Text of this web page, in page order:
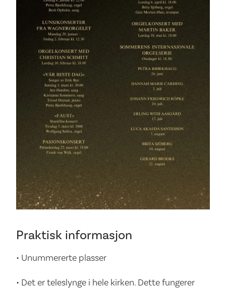
Praktisk informasjon
• Unummererte plasser
• Det er teleslynge i hele kirken. Dette fungerer